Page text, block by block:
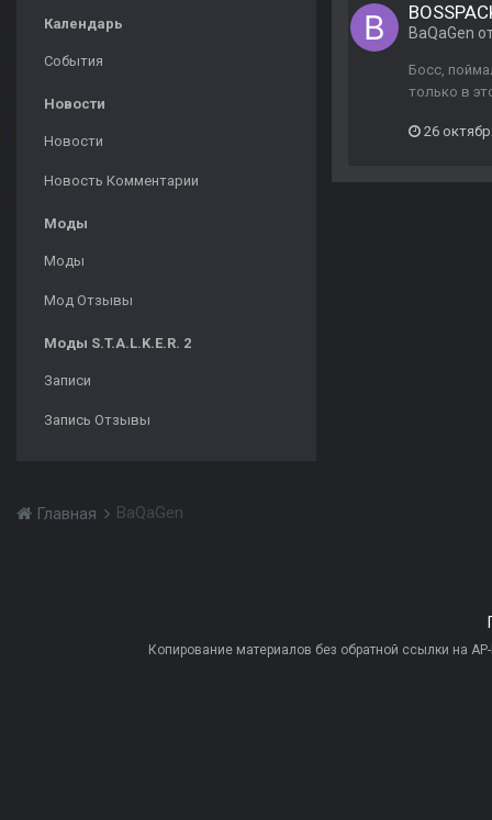
Календарь
События
Новости
Новости
Новость Комментарии
Моды
Моды
Мод Отзывы
Моды S.T.A.L.K.E.R. 2
Записи
Запись Отзывы
BaQaGen
Босс,
только в
26
Главная BaQaGen
Копирование материалов без обратной ссылки на